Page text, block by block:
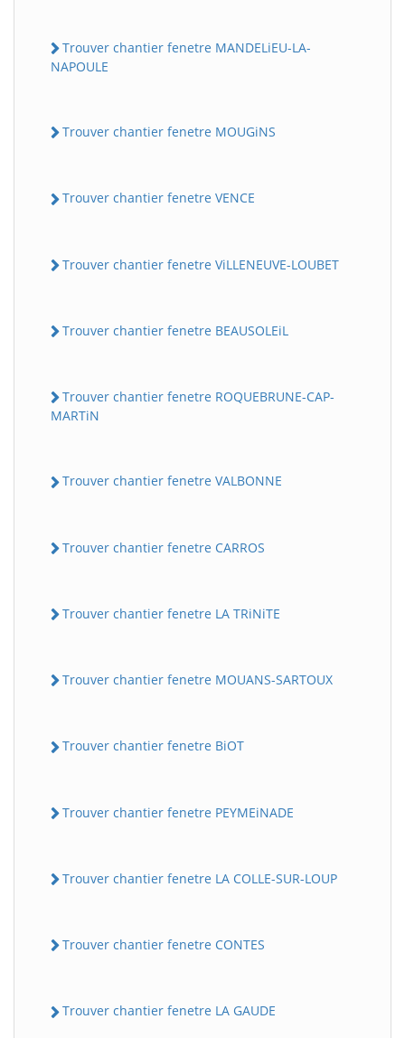
Trouver chantier fenetre MANDELiEU-LA-
NAPOULE
Trouver chantier fenetre MOUGiNS
Trouver chantier fenetre VENCE
Trouver chantier fenetre ViLLENEUVE-LOUBET
Trouver chantier fenetre BEAUSOLEiL
Trouver chantier fenetre ROQUEBRUNE-CAP-
MARTiN
Trouver chantier fenetre VALBONNE
Trouver chantier fenetre CARROS
Trouver chantier fenetre LA TRiNiTE
Trouver chantier fenetre MOUANS-SARTOUX
Trouver chantier fenetre BiOT
Trouver chantier fenetre PEYMEiNADE
Trouver chantier fenetre LA COLLE-SUR-LOUP
Trouver chantier fenetre CONTES
Trouver chantier fenetre LA GAUDE